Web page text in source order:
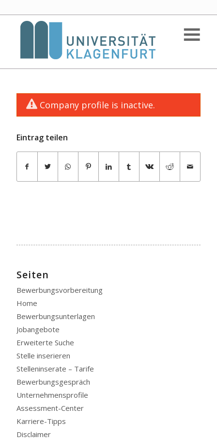
Company profile is inactive.
Eintrag teilen
Seiten
Bewerbungsvorbereitung
Home
Bewerbungsunterlagen
Jobangebote
Erweiterte Suche
Stelle inserieren
Stelleninserate – Tarife
Bewerbungsgespräch
Unternehmensprofile
Assessment-Center
Karriere-Tipps
Disclaimer